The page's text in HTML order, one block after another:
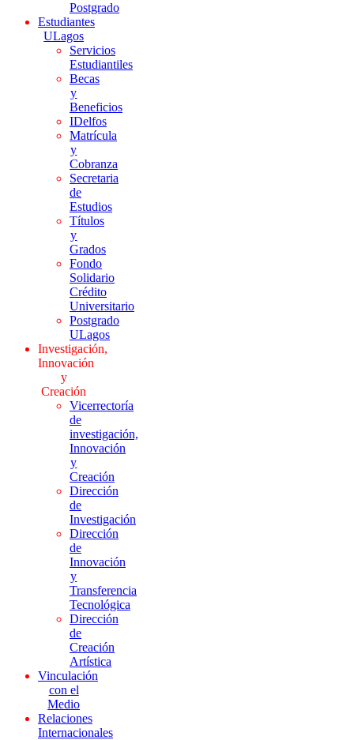
Postgrado
Estudiantes
ULagos
Servicios
Estudiantiles
Becas
y
Beneficios
IDelfos
Matrícula
y
Cobranza
Secretaria
de
Estudios
Títulos
y
Grados
Fondo
Solidario
Crédito
Universitario
Postgrado
ULagos
Investigación,
Innovación
y
Creación
Vicerrectoría
de
investigación,
Innovación
y
Creación
Dirección
de
Investigación
Dirección
de
Innovación
y
Transferencia
Tecnológica
Dirección
de
Creación
Artística
Vinculación
con el
Medio
Relaciones
Internacionales